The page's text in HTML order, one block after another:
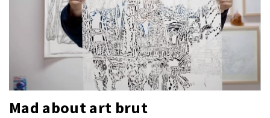
Mad about art brut